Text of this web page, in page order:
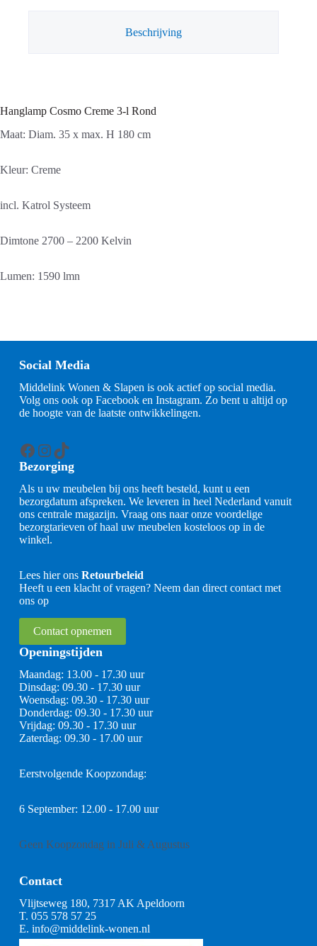
Beschrijving
Hanglamp Cosmo Creme 3-l Rond
Maat: Diam. 35 x max. H 180 cm
Kleur: Creme
incl. Katrol Systeem
Dimtone 2700 – 2200 Kelvin
Lumen: 1590 lmn
Social Media
Middelink Wonen & Slapen is ook actief op social media.
Volg ons ook op Facebook en Instagram. Zo bent u altijd op
de hoogte van de laatste ontwikkelingen.
Facebook
Instagram
TikTok
Bezorging
Als u uw meubelen bij ons heeft besteld, kunt u een
bezorgdatum afspreken. We leveren in heel Nederland vanuit
ons centrale magazijn. Vraag ons naar onze voordelige
bezorgtarieven of haal uw meubelen kosteloos op in de
winkel.
Lees hier ons Retourbeleid
Heeft u een klacht of vragen? Neem dan direct contact met
ons op
Contact opnemen
Openingstijden
Maandag: 13.00 - 17.30 uur
Dinsdag: 09.30 - 17.30 uur
Woensdag: 09.30 - 17.30 uur
Donderdag: 09.30 - 17.30 uur
Vrijdag: 09.30 - 17.30 uur
Zaterdag: 09.30 - 17.00 uur
Eerstvolgende Koopzondag:
6 September: 12.00 - 17.00 uur
Geen Koopzondag in Juli & Augustus
Contact
Vlijtseweg 180, 7317 AK Apeldoorn
T. 055 578 57 25
E. info@middelink-wonen.nl